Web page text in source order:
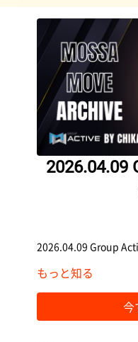
2026.04.09
2026.04.09 Group
もっと知る
今